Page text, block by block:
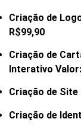
Criação de
R$99,90
Criação de
Interativo
Criação de Site
Criação de